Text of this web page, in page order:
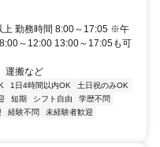
上 勤務時間 8:00～17:05 ※午
～12:00 13:00～17:05も可
運搬など
1日4時間以内OK
土日祝のみOK
短期 シフト自由
学歴不問
経験不問
未経験者歓迎